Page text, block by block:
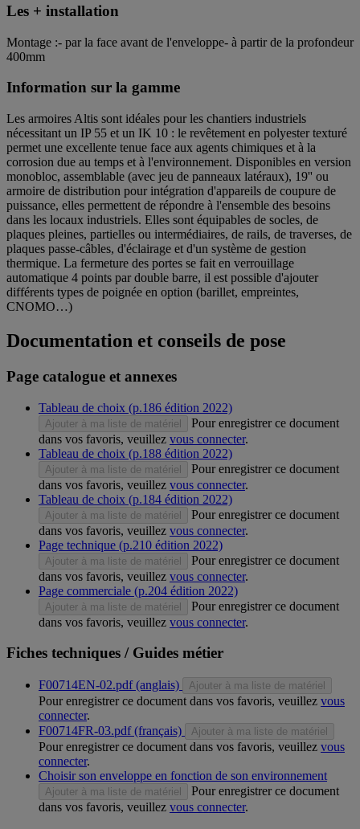
Les + installation
Montage :- par la face avant de l'enveloppe- à partir de la profondeur
400mm
Information sur la gamme
Les armoires Altis sont idéales pour les chantiers industriels
nécessitant un IP 55 et un IK 10 : le revêtement en polyester texturé
permet une excellente tenue face aux agents chimiques et à la
corrosion due au temps et à l'environnement. Disponibles en version
monobloc, assemblable (avec jeu de panneaux latéraux), 19'' ou
armoire de distribution pour intégration d'appareils de coupure de
puissance, elles permettent de répondre à l'ensemble des besoins
dans les locaux industriels. Elles sont équipables de socles, de
plaques pleines, partielles ou intermédiaires, de rails, de traverses, de
plaques passe-câbles, d'éclairage et d'un système de gestion
thermique. La fermeture des portes se fait en verrouillage
automatique 4 points par double barre, il est possible d'ajouter
différents types de poignée en option (barillet, empreintes,
CNOMO…)
Documentation et conseils de pose
Page catalogue et annexes
Tableau de choix (p.186 édition 2022)
Ajouter à ma liste de matériel
Pour enregistrer ce document
dans vos favoris, veuillez vous connecter.
Tableau de choix (p.188 édition 2022)
Ajouter à ma liste de matériel
Pour enregistrer ce document
dans vos favoris, veuillez vous connecter.
Tableau de choix (p.184 édition 2022)
Ajouter à ma liste de matériel
Pour enregistrer ce document
dans vos favoris, veuillez vous connecter.
Page technique (p.210 édition 2022)
Ajouter à ma liste de matériel
Pour enregistrer ce document
dans vos favoris, veuillez vous connecter.
Page commerciale (p.204 édition 2022)
Ajouter à ma liste de matériel
Pour enregistrer ce document
dans vos favoris, veuillez vous connecter.
Fiches techniques / Guides métier
F00714EN-02.pdf (anglais) Ajouter à ma liste de matériel
Pour enregistrer ce document dans vos favoris, veuillez vous
connecter.
F00714FR-03.pdf (français)
Ajouter à ma liste de matériel
Pour enregistrer ce document dans vos favoris, veuillez vous
connecter.
Choisir son enveloppe en fonction de son environnement
Ajouter à ma liste de matériel
Pour enregistrer ce document
dans vos favoris, veuillez vous connecter.